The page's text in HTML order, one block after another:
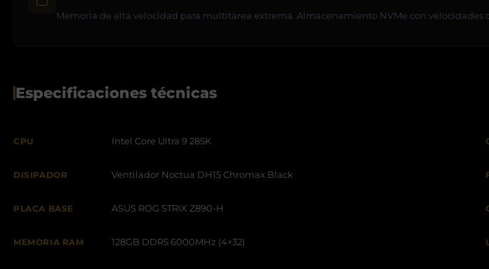
Memoria de alta velocidad para multitarea extrema. Almacenamiento NVMe con velocidades
Especificaciones técnicas
CPU Intel Core Ultra 9 285K
DISIPADOR Ventilador Noctua DH15 Chromax Black
PLACA BASE ASUS ROG STRIX Z890-H
MEMORIA RAM 128GB DDR5 6000MHz (4×32)